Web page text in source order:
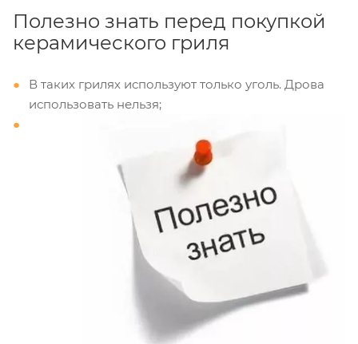
Полезно знать перед покупкой
керамического гриля
В таких грилях используют только уголь. Дрова
использовать нельзя;